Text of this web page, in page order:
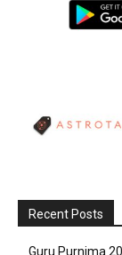
Recent Posts
Guru Purnima